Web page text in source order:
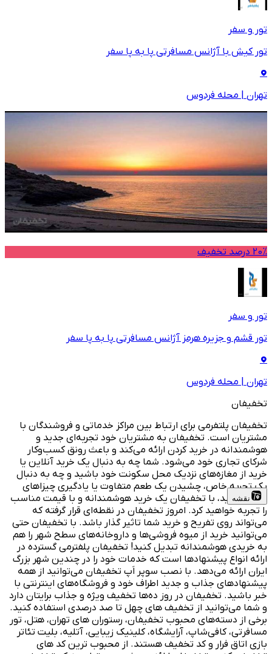
تور و سفر
تور کیش با آژانس مسافرتی پا به پا سفر
تهران | محله فردوس
20% درصد تخفیف
تور و سفر
تور قشم و جزیره هرمز آژانس مسافرتی پا به پا سفر
تهران | محله فردوس
تخفیفان
تخفیفان پلتفرمی برای ارتباط بین مراکز خدماتی و فروشندگان با
مشتریان است. تخفیفان به مشتریان خود تجربه‌ای جدید و
هوشمندانه در خرید کردن ارائه می‌کند و باعث رونق کسب‌وکار
شرکای تجاری خود می‌شود. شما چه به دنبال یک خرید آنلاین یا
خرید از مغازه‌های نزدیک محل سکونت خود باشید و چه به دنبال
یک تجربه خاص، چشیدن یک طعم متفاوت یا یادگیری چیزاهای
جدید باشید، با تخفیفان یک خرید هوشمندانه و با قیمت مناسب
را تجربه خواهید کرد. امروز تخفیفان در نقطه‌ای قرار گرفته که
می‌تواند روی تفریح و خرید شما تاثیر گذار باشد. با تخفیفان حتی
می‌توانید خرید از میوه فروشی‌ها و داروخانه‌های سطح شهر را هم
به خریدی هوشمندانه تبدیل کنید! تخفیفان پلفترمی گسترده در
ارائه انواع پیشنهادها است که خدمات خود را در چندین شهر بزرگ
ایران ارائه می‌دهد. با نصب سوپر اَپ تخفیفان می‌توانید از همه
پیشنهادهای جذاب و جدید اطراف خود و فروشگاه‌های اینترنتی با
خبر باشید. تخفیفان در روز ده‌ها تخفیف ویژه و جذاب برایتان دارد
و شما می‌توانید از تخفیف های چهل تا صد درصدی استفاده کنید.
برخی از دسته‌های محبوب تخفیفان، رستوران های تهران، هتل، تور
مسافرتی، کافی‌شاپ، آرایشگاه، کلینیک زیبایی، آتلیه، بلیت تئاتر
بازی اتاق فرار و کد تخفیف هستند. از محبوب ترین کد های
نقشه